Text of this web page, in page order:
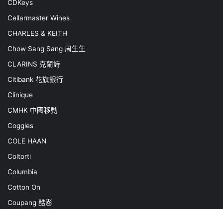
CDKeys
Cellarmaster Wines
CHARLES & KEITH
Chow Sang Sang 周生生
CLARINS 克蘭詩
Citibank 花旗銀行
Clinique
CMHK 中國移動
Coggles
COLE HAAN
Coltorti
Columbia
Cotton On
Coupang 酷澎